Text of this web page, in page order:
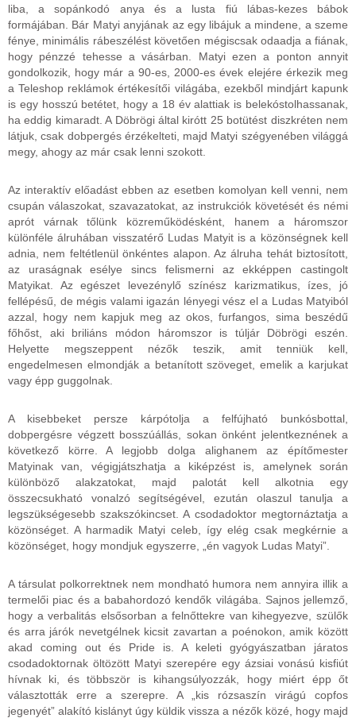
liba, a sopánkodó anya és a lusta fiú lábas-kezes bábok
formájában. Bár Matyi anyjának az egy libájuk a mindene, a szeme
fénye, minimális rábeszélést követően mégiscsak odaadja a fiának,
hogy pénzzé tehesse a vásárban. Matyi ezen a ponton annyit
gondolkozik, hogy már a 90-es, 2000-es évek elejére érkezik meg
a Teleshop reklámok értékesítői világába, ezekből mindjárt kapunk
is egy hosszú betétet, hogy a 18 év alattiak is belekóstolhassanak,
ha eddig kimaradt. A Döbrögi által kirótt 25 botütést diszkréten nem
látjuk, csak dobpergés érzékelteti, majd Matyi szégyenében világgá
megy, ahogy az már csak lenni szokott.
Az interaktív előadást ebben az esetben komolyan kell venni, nem
csupán válaszokat, szavazatokat, az instrukciók követését és némi
aprót várnak tőlünk közreműködésként, hanem a háromszor
különféle álruhában visszatérő Ludas Matyit is a közönségnek kell
adnia, nem feltétlenül önkéntes alapon. Az álruha tehát biztosított,
az uraságnak esélye sincs felismerni az ekképpen castingolt
Matyikat. Az egészet levezénylő színész karizmatikus, ízes, jó
fellépésű, de mégis valami igazán lényegi vész el a Ludas Matyiból
azzal, hogy nem kapjuk meg az okos, furfangos, sima beszédű
főhőst, aki briliáns módon háromszor is túljár Döbrögi eszén.
Helyette megszeppent nézők teszik, amit tenniük kell,
engedelmesen elmondják a betanított szöveget, emelik a karjukat
vagy épp guggolnak.
A kisebbeket persze kárpótolja a felfújható bunkósbottal,
dobpergésre végzett bosszúállás, sokan önként jelentkeznének a
következő körre. A legjobb dolga alighanem az építőmester
Matyinak van, végigjátszhatja a kiképzést is, amelynek során
különböző alakzatokat, majd palotát kell alkotnia egy
összecsukható vonalzó segítségével, ezután olaszul tanulja a
legszükségesebb szakszókincset. A csodadoktor megtornáztatja a
közönséget. A harmadik Matyi celeb, így elég csak megkérnie a
közönséget, hogy mondjuk egyszerre, „én vagyok Ludas Matyi”.
A társulat polkorrektnek nem mondható humora nem annyira illik a
termelői piac és a babahordozó kendők világába. Sajnos jellemző,
hogy a verbalitás elsősorban a felnőttekre van kihegyezve, szülők
és arra járók nevetgélnek kicsit zavartan a poénokon, amik között
akad coming out és Pride is. A keleti gyógyászatban járatos
csodadoktornak öltözött Matyi szerepére egy ázsiai vonású kisfiút
hívnak ki, és többször is kihangsúlyozzák, hogy miért épp őt
választották erre a szerepre. A „kis rózsaszín virágú copfos
jegenyét” alakító kislányt úgy küldik vissza a nézők közé, hogy majd